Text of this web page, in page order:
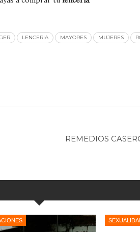
LENCERIA MAYORES MUJERES
REMEDIOS